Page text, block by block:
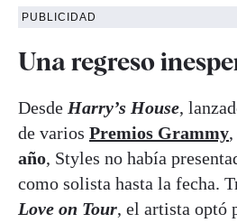
PUBLICIDAD
Unaregreso
Desde Harry’s House,
de varios Premios Grammy
año, Styles no había
como solista hasta la fecha.
Love on Tour, el artista optó